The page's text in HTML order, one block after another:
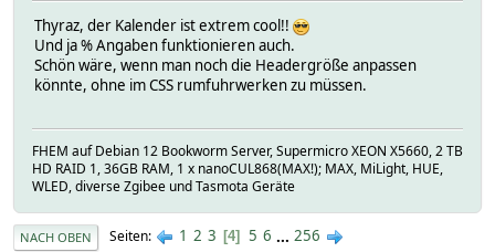
Thyraz, der Kalender ist extrem cool!!
Und ja % Angaben funktionieren auch.
Schön wäre, wenn man noch die Headergröße anpassen
könnte, ohne im CSS rumfuhrwerken zu müssen.
FHEM auf Debian 12 Bookworm Server, Supermicro XEON X5660, 2 TB
HD RAID 1, 36GB RAM, 1 x nanoCUL868(MAX!); MAX, MiLight, HUE,
WLED, diverse Zgibee und Tasmota Geräte
NACH OBEN Seiten 1 2 3 4 5 6 ... 256